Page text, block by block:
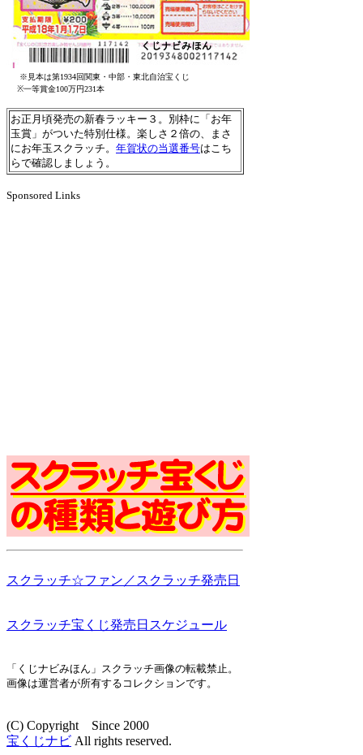
※見本は第1934回関東・中部・東北自治宝くじ
※一等賞金100万円231本
お正月頃発売の新春ラッキー３。別枠に「お年
玉賞」がついた特別仕様。楽しさ２倍の、まさ
にお年玉スクラッチ。 年賀状の当選番号はこち
らで確認しましょう。
Sponsored Links
スクラッチ☆ファン／スクラッチ発売日
スクラッチ宝くじ発売日スケジュール
「くじナビみほん」スクラッチ画像の転載禁止。
画像は運営者が所有するコレクションです。
(C) Copyright Since 2000
宝くじナビ All rights reserved.